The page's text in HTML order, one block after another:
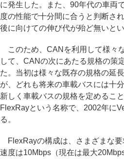
に発生した。また、90年代の車両
度の性能で十分間に合うと判断さ
後に向けての伸び代が殆ど無いと
このため、CANを利用して様々
して、CANの次にあたる規格の策
た。当初は様々な既存の規格の延
が、どれも将来の車載バスには十
新しく車載バスの規格を定めるこ
FlexRayという名称で、2002年に
る。
FlexRayの構成は、さまざまな要
速度は10Mbps（現在は最大